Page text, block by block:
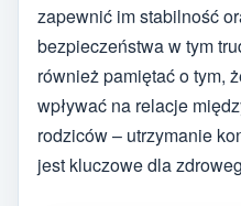
zapewnić im stabilność
bezpieczeństwa w tym
również pamiętać o tym,
wpływać na relacje
rodziców – utrzymanie
jest kluczowe dla